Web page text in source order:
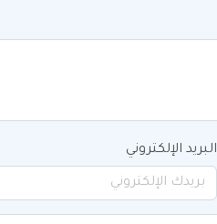
البريد الإلكتروني